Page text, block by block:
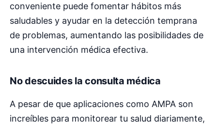
conveniente puede fomentar hábitos más
saludables y ayudar en la detección temprana
de problemas, aumentando las posibilidades de
una intervención médica efectiva.
No descuides la consulta médica
A pesar de que aplicaciones como AMPA son
increíbles para monitorear tu salud diariamente,